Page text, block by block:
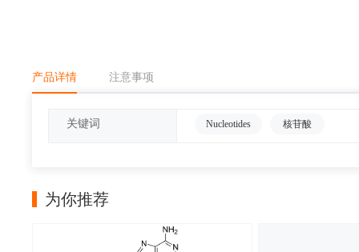
产品详情 注意事项
关键词 Nucleotides 核苷酸
为你推荐